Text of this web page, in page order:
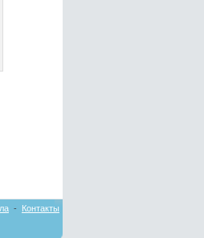
- Контакты